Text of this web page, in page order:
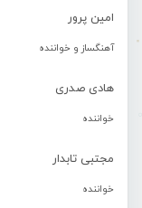
امین پرور
آهنگساز و خواننده
هادی صدری
خواننده
مجتبی تابدار
خواننده